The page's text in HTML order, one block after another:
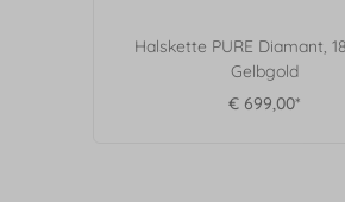
Halskette PURE Diamant, 18
Gelbgold
€ 699,00*